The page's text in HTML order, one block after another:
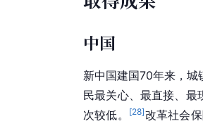
中国
新中国建国70年来，
民最关心、最直接、最
次较低。
[28]改革社会